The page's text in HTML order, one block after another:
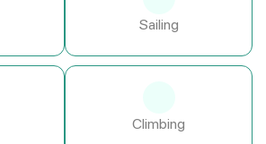
Sailing
Climbing